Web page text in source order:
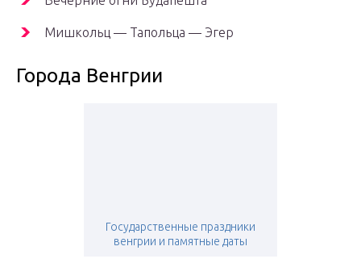
Мишкольц — Тапольца — Эгер
Города Венгрии
Государственные праздники
венгрии и памятные даты